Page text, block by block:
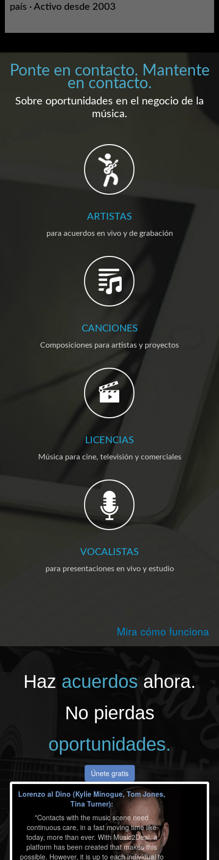
país · Activo desde 2003
Ponte en contacto. Mantente
en contacto.
Sobre oportunidades en el negocio de la
música.
ARTISTAS
para acuerdos en vivo y de grabación
CANCIONES
Composiciones para artistas y proyectos
LICENCIAS
Música para cine, televisión y comerciales
VOCALISTAS
para presentaciones en vivo y estudio
Mira cómo funciona
Haz acuerdos ahora.
No pierdas
oportunidades.
Únete gratis
Lorenzo al Dino (Kylie Minogue, Tom Jones,
Tina Turner):
"Contacts with the music scene need
continuous care, in a fast moving time like
today, more than ever. With Music2Deal, a
platform has been created that makes this
possible. However, it is up to each individual to